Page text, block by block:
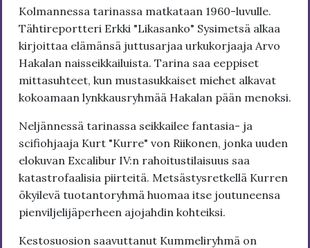
Kolmannessa tarinassa matkataan 1960-luvulle.
Tähtireportteri Erkki "Likasanko" Sysimetsä alkaa
kirjoittaa elämänsä juttusarjaa urkukorjaaja Arvo
Hakalan naisseikkailuista. Tarina saa eeppiset
mittasuhteet, kun mustasukkaiset miehet alkavat
kokoamaan lynkkausryhmää Hakalan pään menoksi.
Neljännessä tarinassa seikkailee fantasia- ja
scifiohjaaja Kurt "Kurre" von Riikonen, jonka uuden
elokuvan Excalibur IV:n rahoitustilaisuus saa
katastrofaalisia piirteitä. Metsästysretkellä Kurren
ökyilevä tuotantoryhmä huomaa itse joutuneensa
pienviljelijäperheen ajojahdin kohteiksi.
Kestosuosion saavuttanut Kummeliryhmä on